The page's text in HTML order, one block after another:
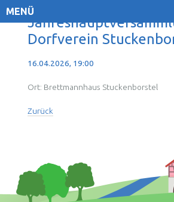
MENÜ
Dorfverein
16.04.2026, 19:00
Ort: Brettmannhaus Stuckenborstel
Zurück